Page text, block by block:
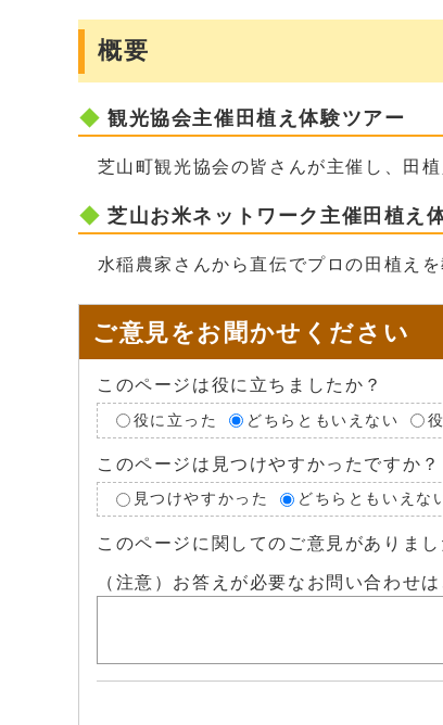
概要
観光協会主催田植え体験ツアー
芝山町観光協会の皆さんが主催し、田
芝山お米ネットワーク主催田植え
水稲農家さんから直伝でプロの田植え
ご意見をお聞かせください
このページは役に立ちましたか？
役に立った どちらともいえない
このページは見つけやすかったですか？
見つけやすかった どちらともいえな
このページに関してのご意見がありまし
（注意）お答えが必要なお問い合わせ